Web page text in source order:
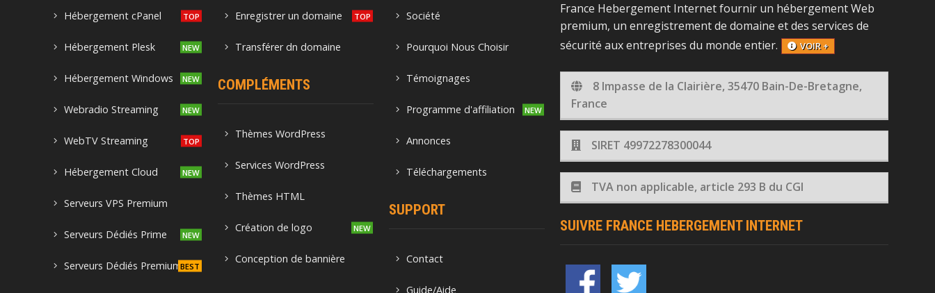
Hébergement cPanel
Hébergement Plesk
Hébergement Windows
Webradio Streaming
WebTV Streaming
Hébergement Cloud
Serveurs VPS Premium
Serveurs Dédiés Prime
Serveurs Dédiés Premium
Enregistrer un domaine
Transférer dn domaine
COMPLÉMENTS
Thèmes WordPress
Thèmes HTML
Création de logo
Conception de bannière
Services WordPress
Société
Pourquoi Nous Choisir
Témoignages
Programme d'affiliation
Annonces
Téléchargements
SUPPORT
Contact
Guide/Aide
France Hebergement Internet fournir un hébergement Web
premium, un enregistrement de domaine et des services de
sécurité aux entreprises du monde entier.
VOIR +
8 Impasse de la Clairière, 35470 Bain-De-Bretagne,
France
SIRET 49972278300044
TVA non applicable, article 293 B du CGI
SUIVRE FRANCE HEBERGEMENT INTERNET